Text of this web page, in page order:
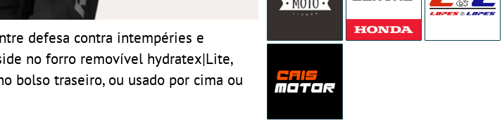
defesa contra intempéries e
no forro removível hydratex|Lite,
bolso traseiro, ou usado por cima ou